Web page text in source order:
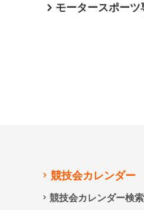
モータースポー
競技会カレンダー
競技会カレンダー検索